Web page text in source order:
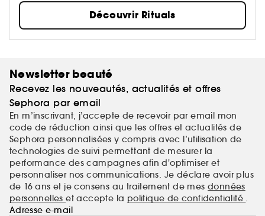
Découvrir Rituals
Newsletter beauté
Recevez les nouveautés, actualités et offres
Sephora par email
En m’inscrivant, j’accepte de recevoir par email mon
code de réduction ainsi que les offres et actualités de
Sephora personnalisées y compris avec l’utilisation de
technologies de suivi permettant de mesurer la
performance des campagnes afin d'optimiser et
personnaliser nos communications. Je déclare avoir plus
de 16 ans et je consens au traitement de mes données
personnelleset accepte la politique de confidentialité .
Adresse e-mail